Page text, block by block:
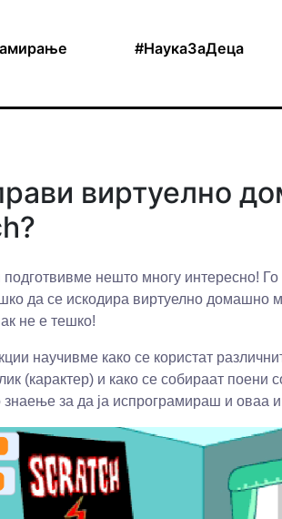
#НаукаЗаДеца
виртуелно
подготвивме нешто многу интересно!
да се искодира виртуелно домашно
не е тешко!
научивме како се користат
(карактер) и како се собираат поени
за да ја испрограмираш и оваа